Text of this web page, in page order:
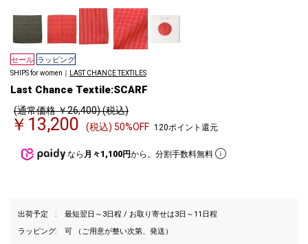
セール ラッピング
SHIPS for women｜ LAST CHANCE TEXTILES
Last Chance Textile:SCARF
(通常価格 ￥26,400) (税込)
￥13,200 (税込) 50%OFF 120ポイント還元
なら 月々1,100円から。分割手数料無料
出荷予定
最短翌日～3日程 / お取り寄せは3日～11日程
ラッピング
可 （ご用意が整い次第、発送）